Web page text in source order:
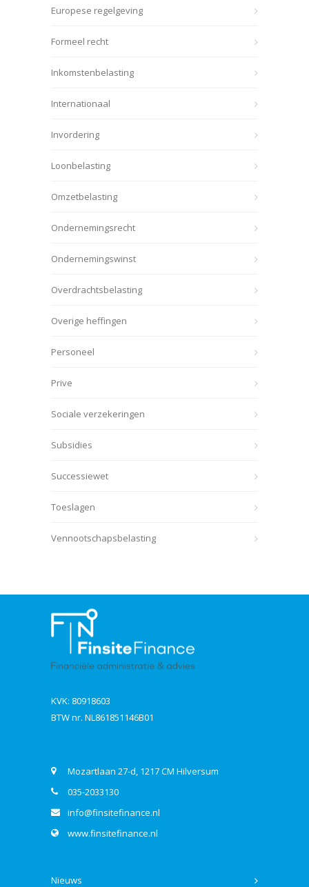
Europese regelgeving
Formeel recht
Inkomstenbelasting
Internationaal
Invordering
Loonbelasting
Omzetbelasting
Ondernemingsrecht
Ondernemingswinst
Overdrachtsbelasting
Overige heffingen
Personeel
Prive
Sociale verzekeringen
Subsidies
Successiewet
Toeslagen
Vennootschapsbelasting
KVK: 80918603
BTW nr. NL861851146B01
Mozartlaan 27-d, 1217 CM Hilversum
035-2033130
info@finsitefinance.nl
www.finsitefinance.nl
Nieuws